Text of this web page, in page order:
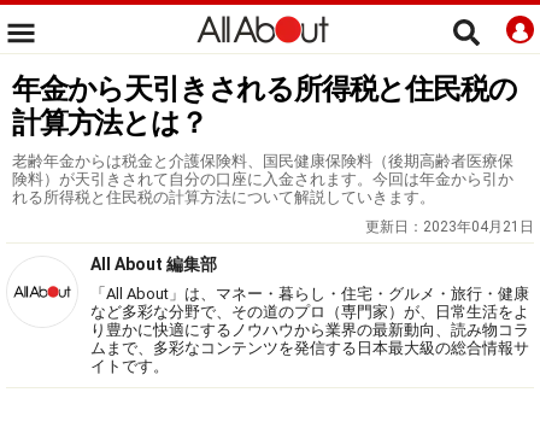
年金から天引きされる所得税と住民税の
計算方法とは？
老齢年金からは税金と介護保険料、国民健康保険料（後期高齢者医療保
険料）が天引きされて自分の口座に入金されます。今回は年金から引か
れる所得税と住民税の計算方法について解説していきます。
更新日： 2023年04月21日
All About 編集部
「All About」は、マネー・暮らし・住宅・グルメ・旅行・健康
など多彩な分野で、その道のプロ（専門家）が、日常生活をよ
り豊かに快適にするノウハウから業界の最新動向、読み物コラ
ムまで、多彩なコンテンツを発信する日本最大級の総合情報サ
イトです。